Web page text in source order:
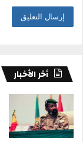
أخر الأخبار